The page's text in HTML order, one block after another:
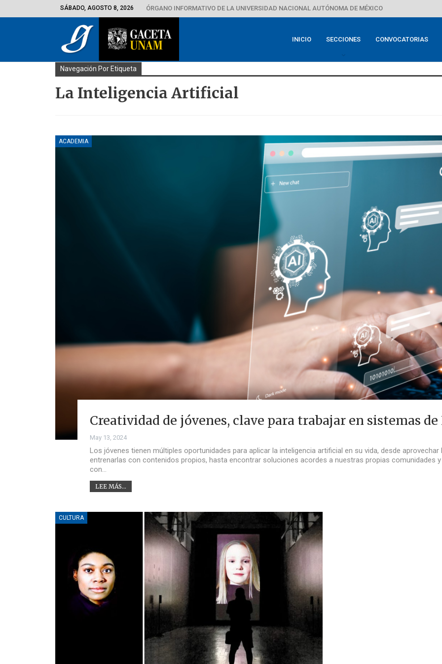
SÁBADO, AGOSTO 8, 2026 ÓRGANO INFORMATIVO DE LA UNIVERSIDAD NACIONAL AUTÓNOMA DE MÉXICO
INICIO SECCIONES CONVOCATORIAS
Navegación Por Etiqueta
La Inteligencia Artificial
ACADEMIA
Creatividad de jóvenes, clave para trabajar en sistemas de
May 13, 2024
Los jóvenes tienen múltiples oportunidades para aplicar la inteligencia artificial en su vida, desde
entrenarlas con contenidos propios, hasta encontrar soluciones acordes a nuestras propias comunidades y
con…
LEE MÁS...
CULTURA